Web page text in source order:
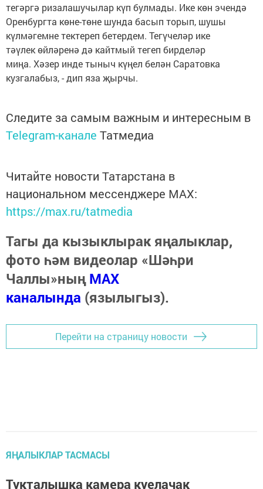
тегәргә ризалашучылар күп булмады. Ике көн эчендә
Оренбургта көне-төне шунда басып торып, шушы
күлмәгемне тектереп бетердем. Тегүчеләр ике
тәүлек өйләренә дә кайтмый тегеп бирделәр
миңа. Хәзер инде тыныч күңел белән Саратовка
кузгалабыз, - дип яза җырчы.
Следите за самым важным и интересным в
Telegram-канале Татмедиа
Читайте новости Татарстана в
национальном мессенджере MАХ:
https://max.ru/tatmedia
Тагы да кызыклырак яңалыклар,
фото һәм видеолар «Шәһри
Чаллы»ныңMAX
каналында (язылыгыз).
Перейти на страницу новости
ЯҢАЛЫКЛАР ТАСМАСЫ
Тукталышка камера куелачак